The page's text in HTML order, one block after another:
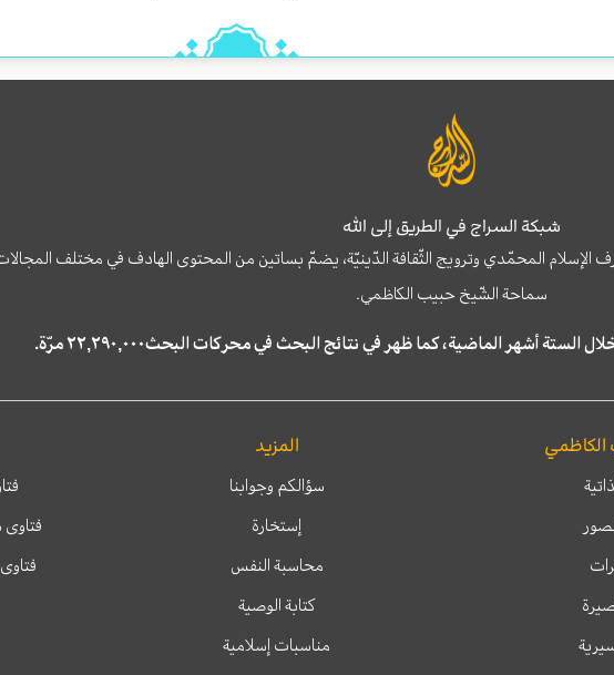
شبكة السراج في الطريق إلى الله
الإسلام المحمّدي وترويج الثّقافة الدّينيّة، يضمّ بساتين من المحتوى الهادف في مختلف
سماحة الشّيخ حبيب الكاظمي.
المزيد
سؤالكم وجوابنا
إستخارة
محاسبة النفس
كتابة الوصية
مناسبات إسلامية